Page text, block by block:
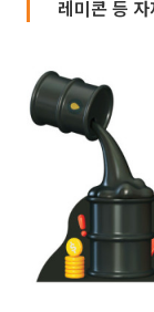
레미콘 등